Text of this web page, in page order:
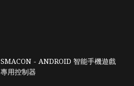
SMACON - ANDROID 智能手機遊戲
專用控制器